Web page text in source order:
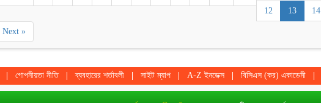
12
13 14
Next »
গোপনীয়তা নীতি ব্যবহারের শর্তাবলী সাইট ম্যাপ A-Z ইনডেক্স বিসিএস (কর) একাডেমী